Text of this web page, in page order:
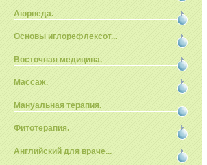
Аюрведа.
Основы иглорефлексот...
Восточная медицина.
Массаж.
Мануальная терапия.
Фитотерапия.
Английский для враче...